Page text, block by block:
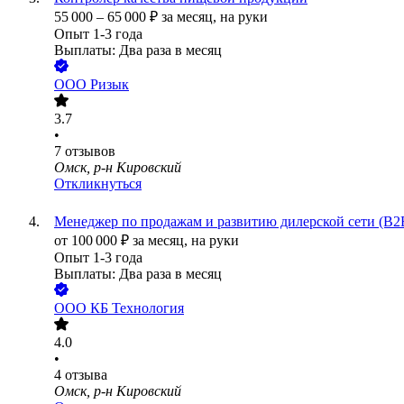
55 000 – 65 000 ₽ за месяц, на руки
Опыт 1-3 года
Выплаты: Два раза в месяц
ООО Ризык
3.7
•
7 отзывов
Омск, р-н Кировский
Откликнуться
Менеджер по продажам и развитию дилерской сети
от 100 000 ₽ за месяц, на руки
Опыт 1-3 года
Выплаты: Два раза в месяц
ООО КБ Технология
4.0
•
4 отзыва
Омск, р-н Кировский